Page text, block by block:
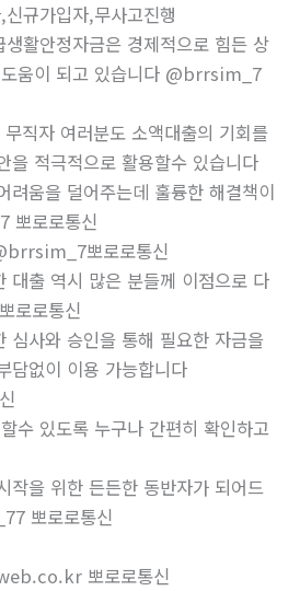
규가입자,무사고진행
활안정자금은 경제적으로 힘든 상
움이 되고 있습니다 @brrsim_7
직자 여러분도 소액대출의 기회를
을 적극적으로 활용할수 있습니다
려움을 덜어주는데 훌륭한 해결책이
뽀로로통신
뽀로로통신
대출 역시 많은 분들께 이점으로 다
로로통신
심사와 승인을 통해 필요한 자금을
담없이 이용 가능합니다
수 있도록 누구나 간편히 확인하고
작을 위한 든든한 동반자가 되어드
뽀로로통신
뽀로로통신